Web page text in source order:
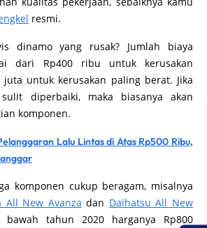
resmi.
dinamo yang rusak? Jumlah biaya
dari Rp400 ribu untuk kerusakan
juta untuk kerusakan paling berat. Jika
diperbaiki, maka biasanya akan
komponen.
Lalu Lintas di Atas Rp500 Ribu,
komponen cukup beragam, misalnya
All New Avanza dan Daihatsu All New
tahun 2020 harganya Rp800